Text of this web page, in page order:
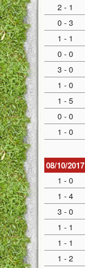
2 - 1
0 - 3
1 - 1
0 - 0
3 - 0
1 - 0
1 - 5
0 - 0
1 - 0
08/10/2017
1 - 0
1 - 4
3 - 0
1 - 1
1 - 1
1 - 2